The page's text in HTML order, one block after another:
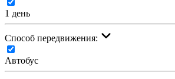
1 день
Cпособ передвижения:
Автобус